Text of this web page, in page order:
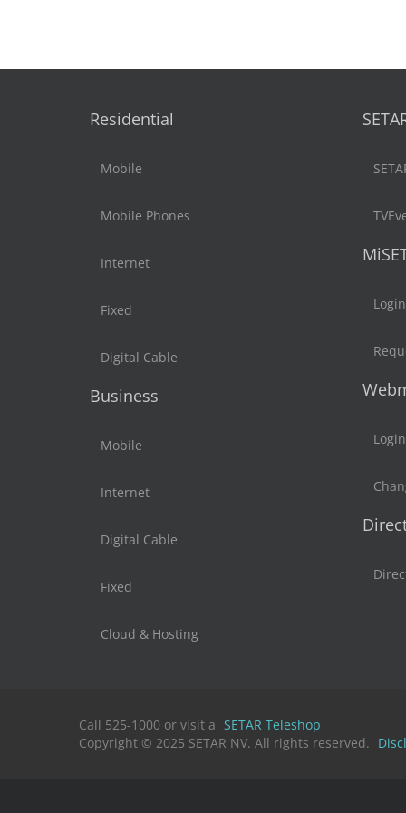
Residential
Mobile
Mobile Phones
Internet
Fixed
Digital Cable
Business
Mobile
Internet
Digital Cable
Fixed
Cloud & Hosting
Login
Login
Call 525-1000 or visit a SETAR Teleshop
Copyright © 2025 SETAR NV. All rights reserved.